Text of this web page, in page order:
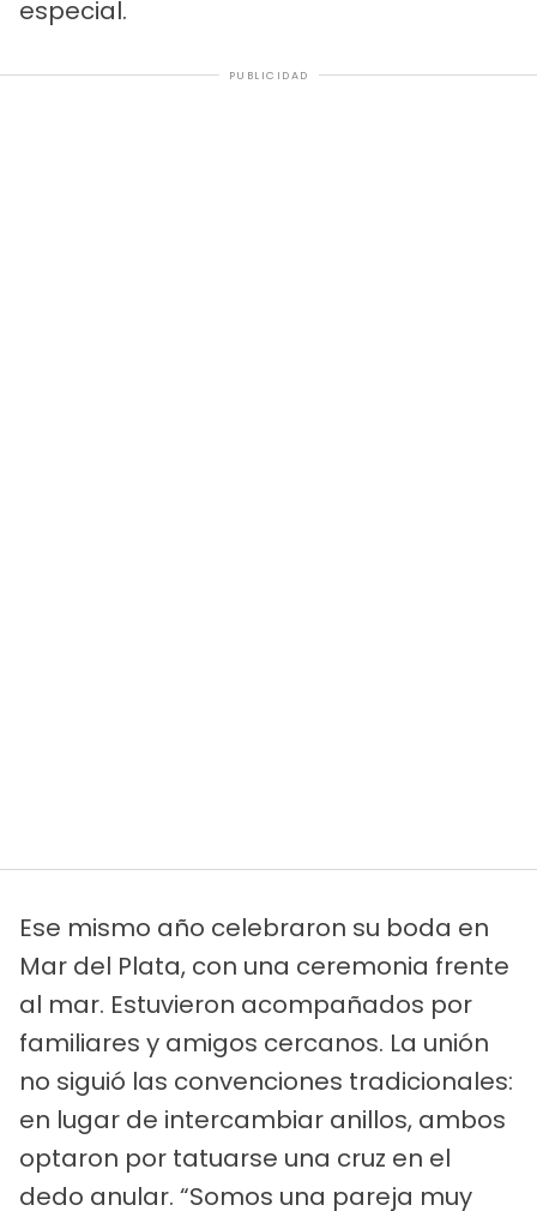
especial.
PUBLICIDAD
Ese mismo año celebraron su boda en
Mar del Plata, con una ceremonia frente
al mar. Estuvieron acompañados por
familiares y amigos cercanos. La unión
no siguió las convenciones tradicionales:
en lugar de intercambiar anillos, ambos
optaron por tatuarse una cruz en el
dedo anular. “Somos una pareja muy